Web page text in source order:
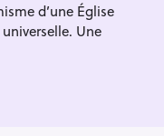
d’une Église
Une